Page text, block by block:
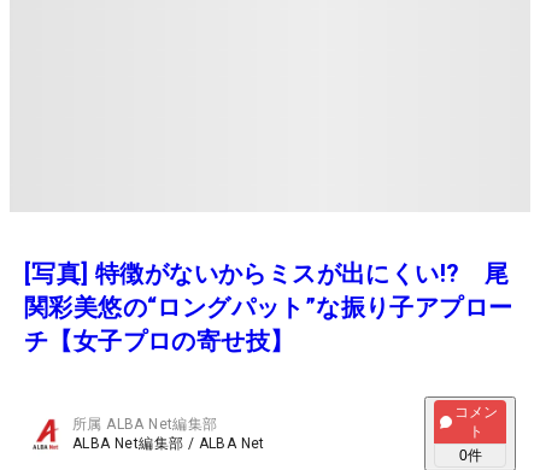
[写真] 特徴がないからミスが出にくい!? 尾
関彩美悠の“ロングパット”な振り子アプロー
チ【女子プロの寄せ技】
所属ALBA Net編集部
ALBA Net編集部 / ALBA Net
コメン
ト
0件